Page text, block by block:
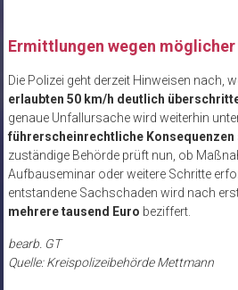
Ermittlungen wegen möglicher
Die Polizei geht derzeit Hinweisen nach,
erlaubten 50 km/h deutlich
genaue Unfallursache wird weiterhin
führerscheinrechtliche Konsequenzen
zuständige Behörde prüft nun, ob
Aufbauseminar oder weitere Schritte
entstandene Sachschaden wird nach
mehrere tausend Euro beziffert.
bearb. GT
Quelle: Kreispolizeibehörde Mettmann